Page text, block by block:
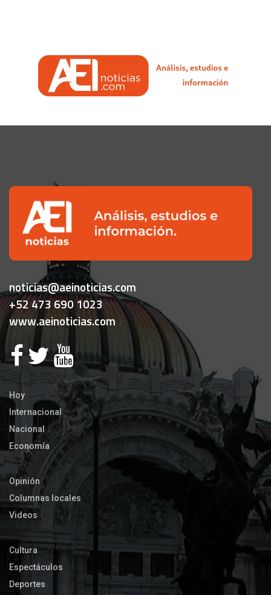
noticias@aeinoticias.com
+52 473 690 1023
www.aeinoticias.com
Hoy
Internacional
Nacional
Economía
Opinión
Columnas locales
Videos
Cultura
Espectáculos
Deportes